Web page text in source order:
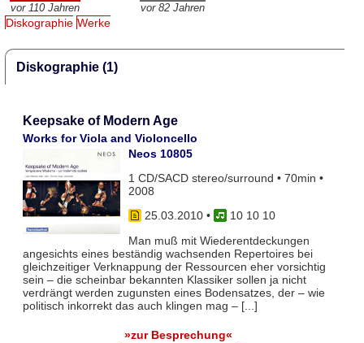
vor 110 Jahren vor 82 Jahren
Diskographie Werke
Diskographie (1)
Keepsake of Modern Age
Works for Viola and Violoncello
Neos 10805
1 CD/SACD stereo/surround • 70min •
2008
25.03.2010•
10 10 10
Man muß mit Wiederentdeckungen
angesichts eines beständig wachsenden Repertoires bei
gleichzeitiger Verknappung der Ressourcen eher vorsichtig
sein – die scheinbar bekannten Klassiker sollen ja nicht
verdrängt werden zugunsten eines Bodensatzes, der – wie
politisch inkorrekt das auch klingen mag – [...]
»zur Besprechung«